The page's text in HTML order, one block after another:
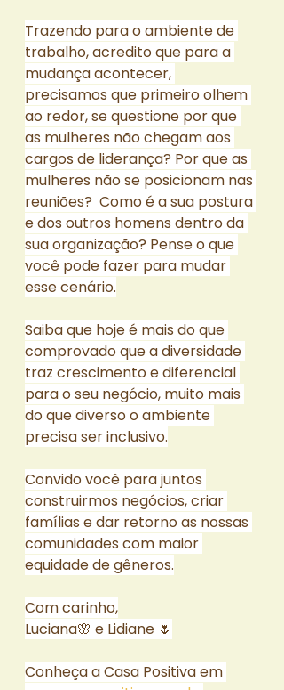
Trazendo para o ambiente de
trabalho, acredito que para a
mudança acontecer,
precisamos que primeiro olhem
ao redor, se questione por que
as mulheres não chegam aos
cargos de liderança? Por que as
mulheres não se posicionam nas
reuniões?  Como é a sua postura
e dos outros homens dentro da
sua organização? Pense o que
você pode fazer para mudar
esse cenário.
Saiba que hoje é mais do que
comprovado que a diversidade
traz crescimento e diferencial
para o seu negócio, muito mais
do que diverso o ambiente
precisa ser inclusivo.
Convido você para juntos
construirmos negócios, criar
famílias e dar retorno as nossas
comunidades com maior
equidade de gêneros.
Com carinho,
Luciana🌸 e Lidiane 🌷
Conheça a Casa Positiva em